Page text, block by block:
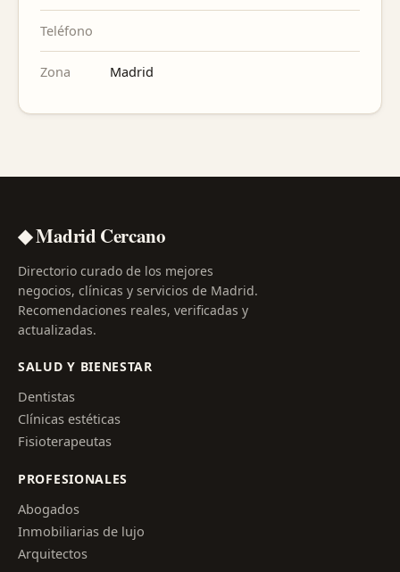
Teléfono
Zona Madrid
◆ Madrid Cercano
Directorio curado de los mejores
negocios, clínicas y servicios de Madrid.
Recomendaciones reales, verificadas y
actualizadas.
SALUD Y BIENESTAR
Dentistas
Clínicas estéticas
Fisioterapeutas
PROFESIONALES
Abogados
Inmobiliarias de lujo
Arquitectos